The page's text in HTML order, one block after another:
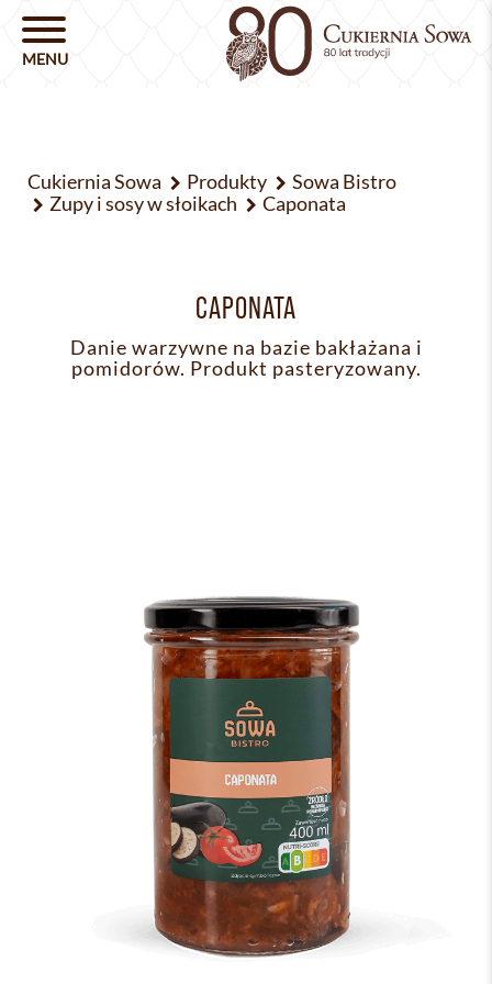
Cukiernia Sowa Produkty
Sowa Bistro
Zupy i sosy w słoikach
Caponata
CAPONATA
Danie warzywne na bazie bakłażana i
pomidorów. Produkt pasteryzowany.